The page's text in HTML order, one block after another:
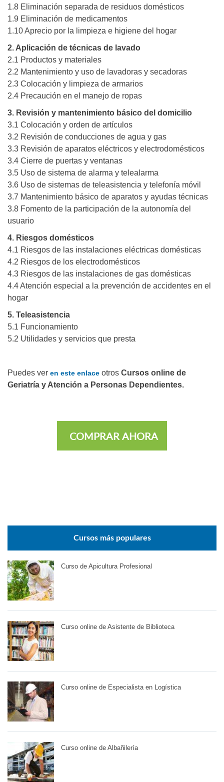
1.8 Eliminación separada de residuos domésticos
1.9 Eliminación de medicamentos
1.10 Aprecio por la limpieza e higiene del hogar
2. Aplicación de técnicas de lavado
2.1 Productos y materiales
2.2 Mantenimiento y uso de lavadoras y secadoras
2.3 Colocación y limpieza de armarios
2.4 Precaución en el manejo de ropas
3. Revisión y mantenimiento básico del domicilio
3.1 Colocación y orden de artículos
3.2 Revisión de conducciones de agua y gas
3.3 Revisión de aparatos eléctricos y electrodomésticos
3.4 Cierre de puertas y ventanas
3.5 Uso de sistema de alarma y telealarma
3.6 Uso de sistemas de teleasistencia y telefonía móvil
3.7 Mantenimiento básico de aparatos y ayudas técnicas
3.8 Fomento de la participación de la autonomía del
usuario
4. Riesgos domésticos
4.1 Riesgos de las instalaciones eléctricas domésticas
4.2 Riesgos de los electrodomésticos
4.3 Riesgos de las instalaciones de gas domésticas
4.4 Atención especial a la prevención de accidentes en el
hogar
5. Teleasistencia
5.1 Funcionamiento
5.2 Utilidades y servicios que presta
Puedes ver en este enlace otros Cursos online de
Geriatría y Atención a Personas Dependientes.
COMPRAR AHORA
Cursos más populares
Curso de Apicultura Profesional
Curso online de Asistente de Biblioteca
Curso online de Especialista en Logística
Curso online de Albañilería